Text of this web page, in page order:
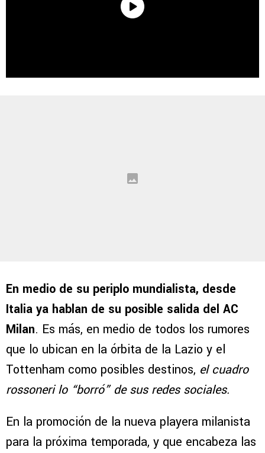
En medio de su periplo mundialista, desde
Italia ya hablan de su posible salida del AC
Milan. Es más, en medio de todos los rumores
que lo ubican en la órbita de la Lazio y el
Tottenham como posibles destinos, el cuadro
rossoneri lo “borró” de sus redes sociales.
En la promoción de la nueva playera milanista
para la próxima temporada, y que encabeza las